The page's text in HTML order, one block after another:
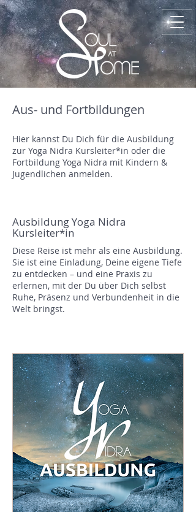
Aus- und Fortbildungen
Hier kannst Du Dich für die Ausbildung
zur Yoga Nidra Kursleiter*in oder die
Fortbildung Yoga Nidra mit Kindern &
Jugendlichen anmelden.
Ausbildung Yoga Nidra
Kursleiter*in
Diese Reise ist mehr als eine Ausbildung.
Sie ist eine Einladung, Deine eigene Tiefe
zu entdecken – und eine Praxis zu
erlernen, mit der Du über Dich selbst
Ruhe, Präsenz und Verbundenheit in die
Welt bringst.